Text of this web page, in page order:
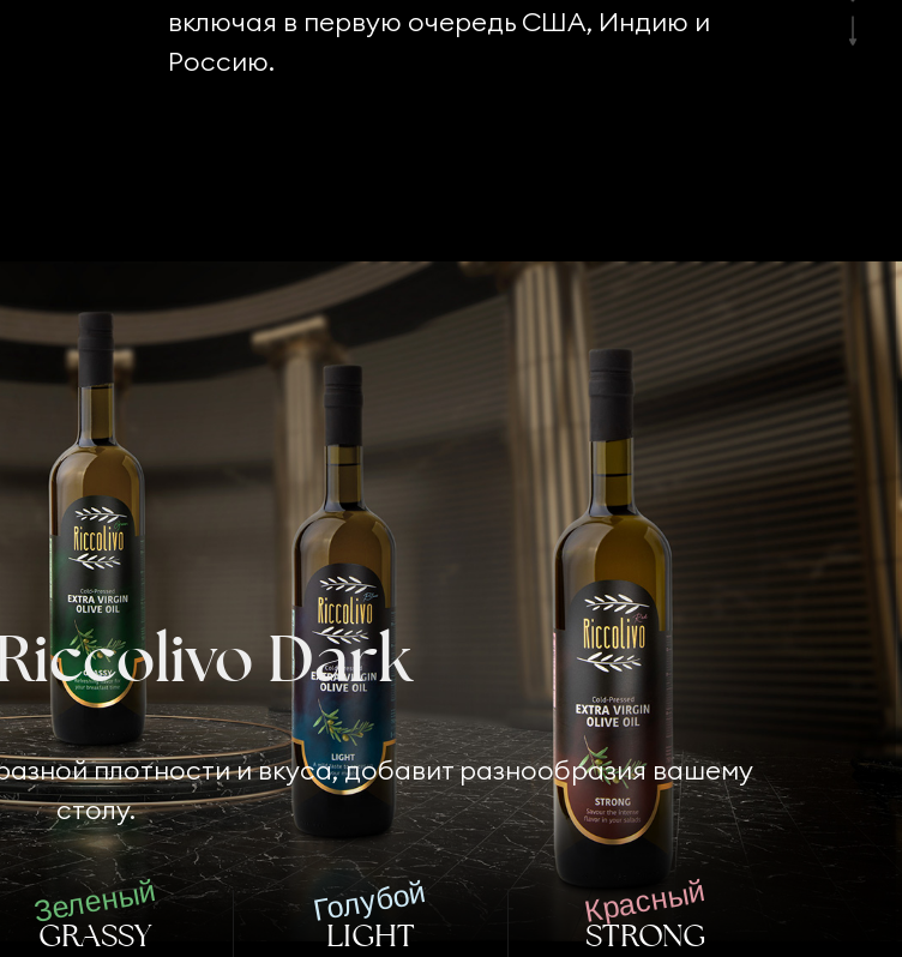
включая в первую очередь США, Индию и
Россию.
Dark
плотности и вкуса, добавит разнообразия вашему
столу.
Зеленый
GRASSY
Голубой
LIGHT
Красный
STRONG